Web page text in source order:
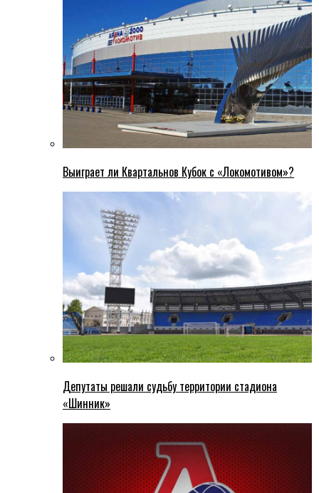
Выиграет ли Квартальнов Кубок с «Локомотивом»?
Депутаты решали судьбу территории стадиона
«Шинник»